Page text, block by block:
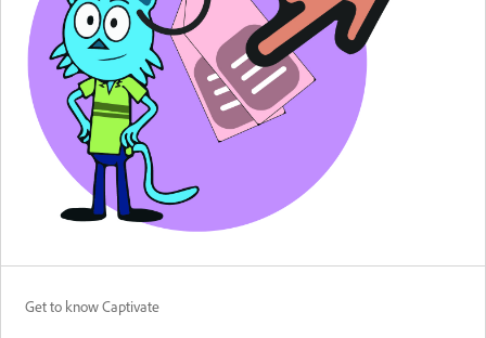
Get to know Captivate